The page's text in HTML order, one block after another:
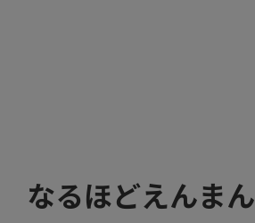
なるほどえんまん